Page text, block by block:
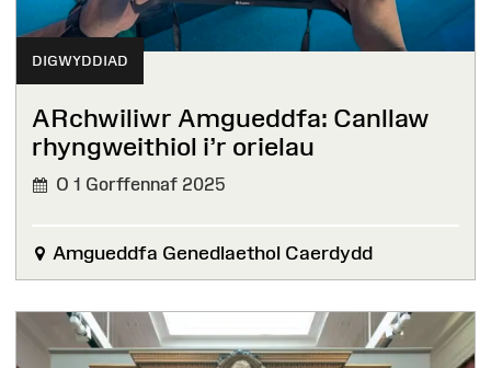
DIGWYDDIAD
ARchwiliwr Amgueddfa: Canllaw
rhyngweithiol i’r orielau
O 1 Gorffennaf 2025
Amgueddfa Genedlaethol Caerdydd